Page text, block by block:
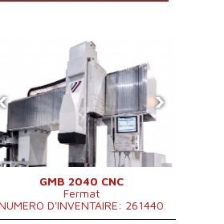
›
GMB 2040 CNC
Fermat
NUMERO D'INVENTAIRE: 261440